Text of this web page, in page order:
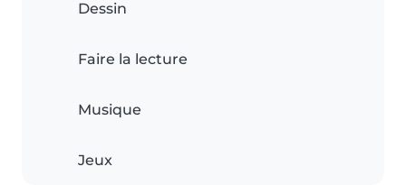
Dessin
Faire la lecture
Musique
Jeux